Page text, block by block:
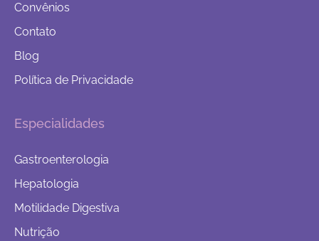
Convênios
Contato
Blog
Política de Privacidade
Especialidades
Gastroenterologia
Hepatologia
Motilidade Digestiva
Nutrição